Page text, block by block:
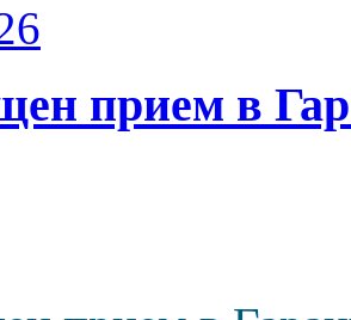
прием в